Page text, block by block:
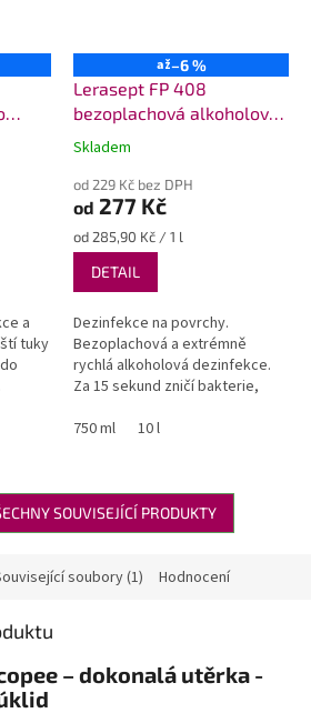
a
tuky
až–6 %
Lerasept FP 408
bezoplachová alkoholová
dezinfekce na povrchy
Průměrné
produktu
je
4,9
z
hvězdiček.
Skladem
od 229 Kč bez DPH
od 277 Kč
Měrná
cena:
od 285,90 Kč / 1 l
DETAIL
Dezinfekce na povrchy.
Bezoplachová a extrémně
rychlá alkoholová dezinfekce.
Za 15 sekund zničí bakterie,
750 ml
10 l
SOUVISEJÍCÍ PRODUKTY
soubory (1) Hodnocení
– dokonalá utěrka -